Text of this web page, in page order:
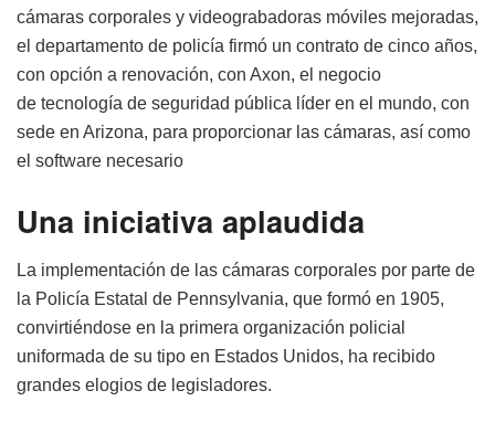
cámaras corporales y videograbadoras móviles mejoradas,
el departamento de policía firmó un contrato de cinco años,
con opción a renovación, con Axon, el negocio
de tecnología de seguridad pública líder en el mundo, con
sede en Arizona, para proporcionar las cámaras, así como
el software necesario
Una iniciativa aplaudida
La implementación de las cámaras corporales por parte de
la Policía Estatal de Pennsylvania, que formó en 1905,
convirtiéndose en la primera organización policial
uniformada de su tipo en Estados Unidos, ha recibido
grandes elogios de legisladores.